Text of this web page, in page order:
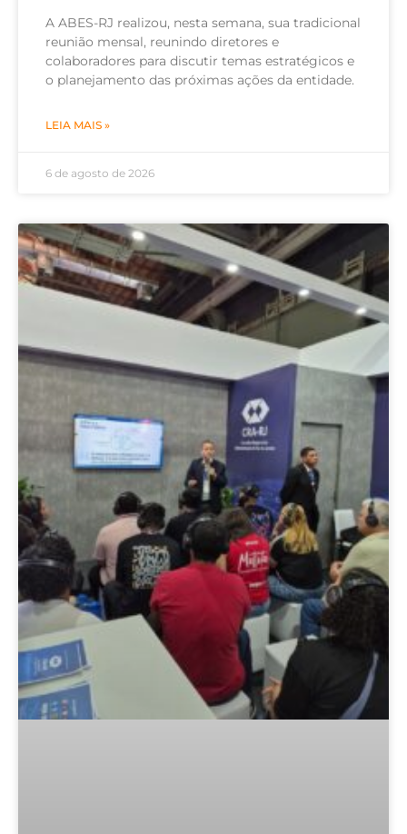
A ABES-RJ realizou, nesta semana, sua tradicional
reunião mensal, reunindo diretores e
colaboradores para discutir temas estratégicos e
o planejamento das próximas ações da entidade.
LEIA MAIS »
6 de agosto de 2026